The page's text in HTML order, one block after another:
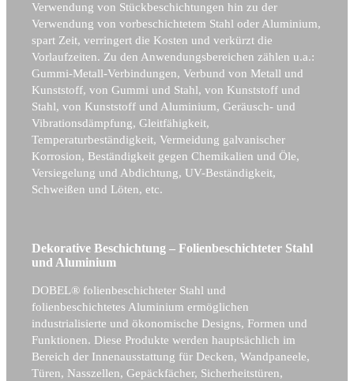
Verwendung von Stückbeschichtungen hin zu der
Verwendung von vorbeschichtetem Stahl oder Aluminium,
spart Zeit, verringert die Kosten und verkürzt die
Vorlaufzeiten. Zu den Anwendungsbereichen zählen u.a.:
Gummi-Metall-Verbindungen, Verbund von Metall und
Kunststoff, von Gummi und Stahl, von Kunststoff und
Stahl, von Kunststoff und Aluminium, Geräusch- und
Vibrationsdämpfung, Gleitfähigkeit,
Temperaturbeständigkeit, Vermeidung galvanischer
Korrosion, Beständigkeit gegen Chemikalien und Öle,
Versiegelung und Abdichtung, UV-Beständigkeit,
Schweißen und Löten, etc.
Dekorative Beschichtung – Folienbeschichteter Stahl
und Aluminium
DOBEL® folienbeschichteter Stahl und
folienbeschichtetes Aluminium ermöglichen
industrialisierte und ökonomische Designs, Formen und
Funktionen. Diese Produkte werden hauptsächlich im
Bereich der Innenausstattung für Decken, Wandpaneele,
Türen, Nasszellen, Gepäckfächer, Sicherheitstüren,